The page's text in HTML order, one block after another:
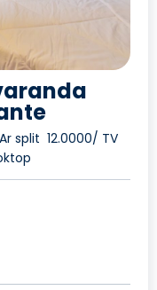
split 12.0000/ TV